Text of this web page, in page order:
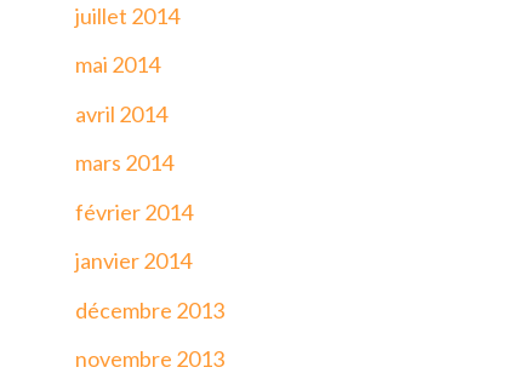
juillet 2014
mai 2014
avril 2014
mars 2014
février 2014
janvier 2014
décembre 2013
novembre 2013